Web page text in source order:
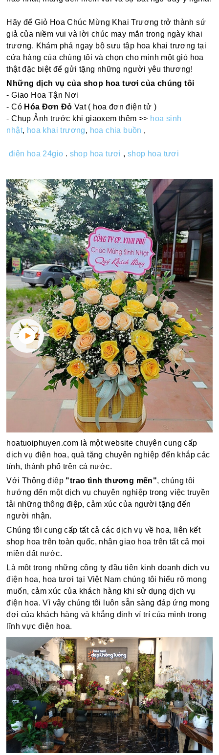
Hãy để Giỏ Hoa Chúc Mừng Khai Trương trở thành sứ
giả của niềm vui và lời chúc may mắn trong ngày khai
trương. Khám phá ngay bộ sưu tập hoa khai trương tại
cửa hàng của chúng tôi và chọn cho mình một giỏ hoa
thật đặc biệt để gửi tặng những người yêu thương!
Những dịch vụ của shop hoa tươi của chúng tôi
- Giao Hoa Tận Nơi
- Có Hóa Đơn Đỏ Vat ( hoa đơn điện tử )
- Chụp Ảnh trước khi giaoxem thêm >> hoa sinh
nhật, hoa khai trương, hoa chia buồn ,
điện hoa 24gio . shop hoa tươi ,shop hoa tươi
hoatuoiphuyen.com là một website chuyên cung cấp
dịch vụ điện hoa, quà tặng chuyên nghiệp đến khắp các
tỉnh, thành phố trên cả nước.
Với Thông điệp "trao tình thương mến", chúng tôi
hướng đến một dịch vụ chuyên nghiệp trong việc truyền
tải những thông điệp, cảm xúc của người tặng đến
người nhận.
Chúng tôi cung cấp tất cả các dịch vụ về hoa, liên kết
shop hoa trên toàn quốc, nhận giao hoa trên tất cả mọi
miền đất nước.
Là một trong những công ty đầu tiên kinh doanh dịch vụ
điện hoa, hoa tươi tại Việt Nam chúng tôi hiểu rõ mong
muốn, cảm xúc của khách hàng khi sử dụng dịch vụ
điện hoa. Vì vậy chúng tôi luôn sẵn sàng đáp ứng mong
đợi của khách hàng và khẳng định ví trí của mình trong
lĩnh vực điện hoa.